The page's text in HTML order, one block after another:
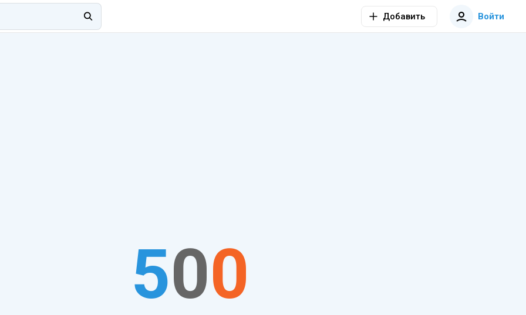
Добавить Войти
500